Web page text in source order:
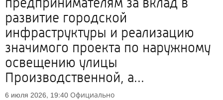
развитие городской
инфраструктуры и реализацию
значимого проекта по наружному
освещению улицы
Производственной, а...
6 июля 2026, 19:40 Официально